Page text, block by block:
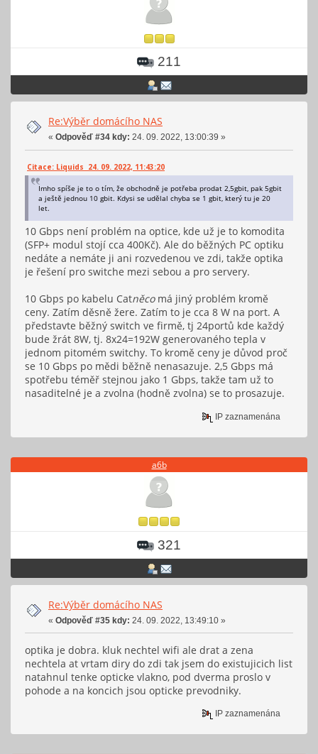
211
Re:Výběr domácího NAS
« Odpověď #34 kdy: 24. 09. 2022, 13:00:39 »
Citace: Liquids 24. 09. 2022, 11:43:20
Imho spíše je to o tím, že obchodně je potřeba prodat 2,5gbit, pak 5gbit
a ještě jednou 10 gbit. Kdysi se udělal chyba se 1 gbit, který tu je 20
let.
10 Gbps není problém na optice, kde už je to komodita
(SFP+ modul stojí cca 400Kč). Ale do běžných PC optiku
nedáte a nemáte ji ani rozvedenou ve zdi, takže optika
je řešení pro switche mezi sebou a pro servery.
10 Gbps po kabelu Catněcomá jiný problém kromě
ceny. Zatím děsně žere. Zatím to je cca 8 W na port. A
představte běžný switch ve firmě, tj 24portů kde každý
bude žrát 8W, tj. 8x24=192W generovaného tepla v
jednom pitomém switchy. To kromě ceny je důvod proč
se 10 Gbps po mědi běžně nenasazuje. 2,5 Gbps má
spotřebu téměř stejnou jako 1 Gbps, takže tam už to
nasaditelné je a zvolna (hodně zvolna) se to prosazuje.
IP zaznamenána
a6b
321
Re:Výběr domácího NAS
« Odpověď #35 kdy: 24. 09. 2022, 13:49:10 »
optika je dobra. kluk nechtel wifi ale drat a zena
nechtela at vrtam diry do zdi tak jsem do existujicich list
natahnul tenke opticke vlakno, pod dverma proslo v
pohode a na koncich jsou opticke prevodniky.
IP zaznamenána